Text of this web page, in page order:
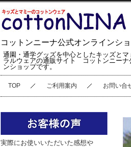
コットンニーナ公式オンラインシ
通園・通学グッズを中心としたキッズとマ
ラルウェアの通販サイト コットンニーナ
ンショップです。
TOP ご利用案内 お問い合
実際にお使いいただいた感想や